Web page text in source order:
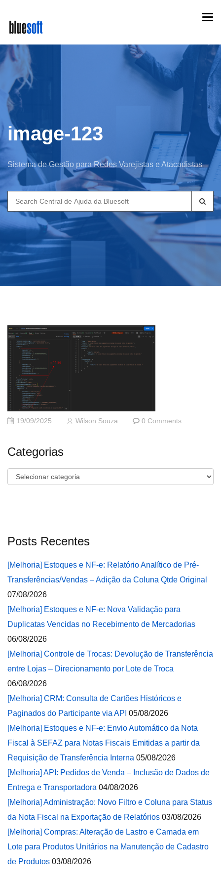
main
content
image-123
Sistema de Gestão para Redes Varejistas e Atacadistas
Search
for:
19/09/2025 Wilson Souza 0 Comments
Categorias
Categorias
Posts Recentes
[Melhoria] Estoques e NF-e: Relatório Analítico de Pré-
Transferências/Vendas – Adição da Coluna Qtde Original
07/08/2026
[Melhoria] Estoques e NF-e: Nova Validação para
Duplicatas Vencidas no Recebimento de Mercadorias
06/08/2026
[Melhoria] Controle de Trocas: Devolução de Transferência
entre Lojas – Direcionamento por Lote de Troca
06/08/2026
[Melhoria] CRM: Consulta de Cartões Históricos e
Paginados do Participante via API 05/08/2026
[Melhoria] Estoques e NF-e: Envio Automático da Nota
Fiscal à SEFAZ para Notas Fiscais Emitidas a partir da
Requisição de Transferência Interna 05/08/2026
[Melhoria] API: Pedidos de Venda – Inclusão de Dados de
Entrega e Transportadora 04/08/2026
[Melhoria] Administração: Novo Filtro e Coluna para Status
da Nota Fiscal na Exportação de Relatórios 03/08/2026
[Melhoria] Compras: Alteração de Lastro e Camada em
Lote para Produtos Unitários na Manutenção de Cadastro
de Produtos 03/08/2026